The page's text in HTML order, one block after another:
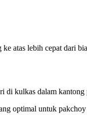
atas lebih cepat dari
di kulkas dalam kantong
optimal untuk